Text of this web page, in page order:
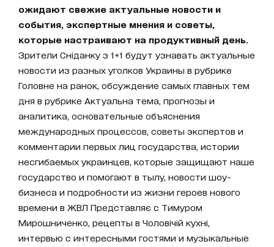
ожидают свежие актуальные новости и
события, экспертные мнения и советы,
которые настраивают на продуктивный день.
Зрители Сніданку з 1+1 будут узнавать актуальные
новости из разных уголков Украины в рубрике
Головне на ранок, обсуждение самых главных тем
дня в рубрике Актуальна тема, прогнозы и
аналитика, основательные объяснения
международных процессов, советы экспертов и
комментарии первых лиц государства, истории
несгибаемых украинцев, которые защищают наше
государство и помогают в тылу, новости шоу-
бизнеса и подробности из жизни героев нового
времени в ЖВЛ Представляє с Тимуром
Мирошниченко, рецепты в Чоловічій кухні,
интервью с интересными гостями и музыкальные